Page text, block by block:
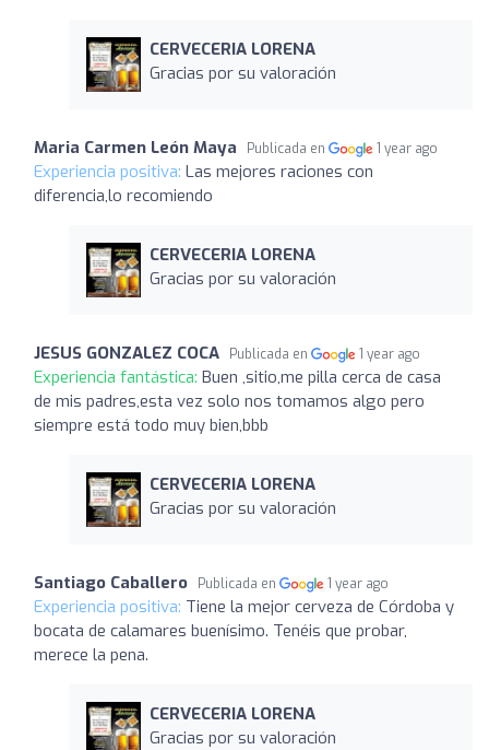
CERVECERIA LORENA
Gracias por su valoración
Maria Carmen León Maya Publicada en 1 year ago
Experiencia positiva: Las mejores raciones con
diferencia,lo recomiendo
CERVECERIA LORENA
Gracias por su valoración
JESUS GONZALEZ COCA Publicada en 1 year ago
Experiencia fantástica: Buen ,sitio,me pilla cerca de casa
de mis padres,esta vez solo nos tomamos algo pero
siempre está todo muy bien,bbb
CERVECERIA LORENA
Gracias por su valoración
Santiago Caballero Publicada en 1 year ago
Experiencia positiva: Tiene la mejor cerveza de Córdoba y
bocata de calamares buenísimo. Tenéis que probar,
merece la pena.
CERVECERIA LORENA
Gracias por su valoración